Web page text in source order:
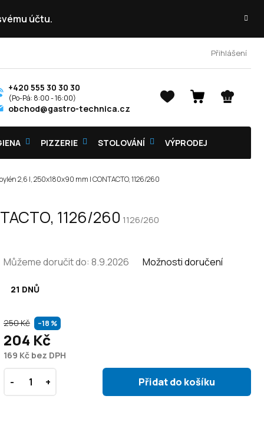
účtu.
Přihlášení
NÁKUPNÍ
+420 555 30 30 30
obchod@gastro-technica.cz
PIZZERIE STOLOVÁNÍ VÝPRODEJ
2,6 l, 250x180x90 mm | CONTACTO, 1126/260
1126/260 1126/260
250 Kč –18 %
204 Kč
169 Kč bez DPH
21 DNŮ
Můžeme doručit do: 8.9.2026 Možnosti doručení
Přidat do košíku